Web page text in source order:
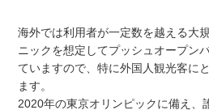
海外では利用者が一定数を越える大
ニックを想定してプッシュオープン
ていますので、特に外国人観光客に
ます。
2020年の東京オリンピックに備え、